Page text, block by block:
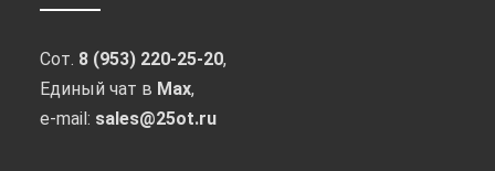
Сот. 8 (953) 220-25-20,
Единый чат в Max,
e-mail: sales@25ot.ru